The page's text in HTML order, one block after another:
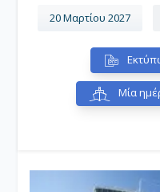
20 Μαρτίου 2027
Μία